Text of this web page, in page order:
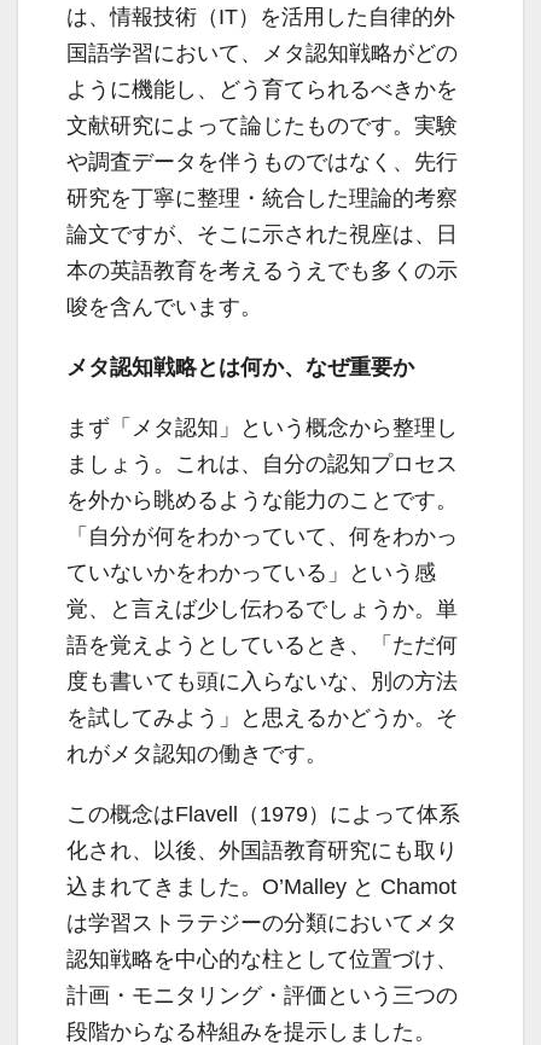
は、情報技術（IT）を活用した自律的外
国語学習において、メタ認知戦略がどの
ように機能し、どう育てられるべきかを
文献研究によって論じたものです。実験
や調査データを伴うものではなく、先行
研究を丁寧に整理・統合した理論的考察
論文ですが、そこに示された視座は、日
本の英語教育を考えるうえでも多くの示
唆を含んでいます。
メタ認知戦略とは何か、なぜ重要か
まず「メタ認知」という概念から整理し
ましょう。これは、自分の認知プロセス
を外から眺めるような能力のことです。
「自分が何をわかっていて、何をわかっ
ていないかをわかっている」という感
覚、と言えば少し伝わるでしょうか。単
語を覚えようとしているとき、「ただ何
度も書いても頭に入らないな、別の方法
を試してみよう」と思えるかどうか。そ
れがメタ認知の働きです。
この概念はFlavell（1979）によって体系
化され、以後、外国語教育研究にも取り
込まれてきました。O’Malley と Chamot
は学習ストラテジーの分類においてメタ
認知戦略を中心的な柱として位置づけ、
計画・モニタリング・評価という三つの
段階からなる枠組みを提示しました。